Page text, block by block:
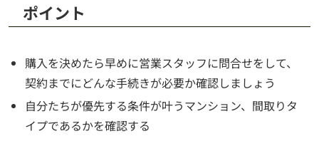
ポイント
購入を決めたら早めに営業スタッフに問合せをして、
契約までにどんな手続きが必要か確認しましょう
自分たちが優先する条件が叶うマンション、間取りタ
イプであるかを確認する